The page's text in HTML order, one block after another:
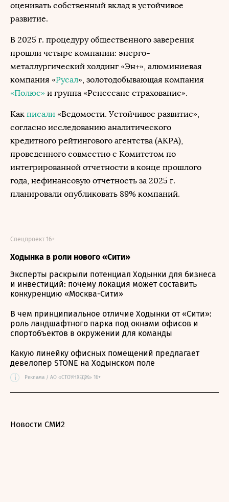
оценивать собственный вклад в устойчивое
развитие.
В 2025 г. процедуру общественного заверения
прошли четыре компании: энерго-
металлургический холдинг «Эн+», алюминиевая
компания «Русал», золотодобывающая компания
«Полюс» и группа «Ренессанс страхование».
Как писали «Ведомости. Устойчивое развитие»,
согласно исследованию аналитического
кредитного рейтингового агентства (АКРА),
проведенного совместно с Комитетом по
интегрированной отчетности в конце прошлого
года, нефинансовую отчетность за 2025 г.
планировали опубликовать 89% компаний.
Ходынка в роли нового «Сити»
Спецпроект 16+
Эксперты раскрыли потенциал Ходынки для бизнеса
и инвестиций: почему локация может составить
конкуренцию «Москва-Сити»
В чем принципиальное отличие Ходынки от «Сити»:
роль ландшафтного парка под окнами офисов и
спортобъектов в окружении для команды
Какую линейку офисных помещений предлагает
девелопер STONE на Ходынском поле
i Реклама / АО «СТОУНХЕДЖ» 16+
Новости СМИ2